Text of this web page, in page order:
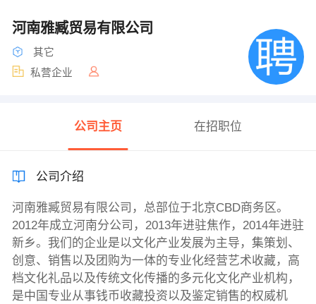
河南雅臧贸易有限公司
其它
私营企业
公司主页 在招职位
公司介绍
河南雅臧贸易有限公司，总部位于北京CBD商务区。
2012年成立河南分公司，2013年进驻焦作，2014年进驻
新乡。我们的企业是以文化产业发展为主导，集策划、
创意、销售以及团购为一体的专业化经营艺术收藏，高
档文化礼品以及传统文化传播的多元化文化产业机构，
是中国专业从事钱币收藏投资以及鉴定销售的权威机